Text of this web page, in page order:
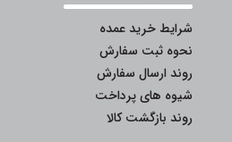
شرایط خرید عمده
نحوه ثبت سفارش
روند ارسال سفارش
شیوه های پرداخت
روند بازگشت کالا